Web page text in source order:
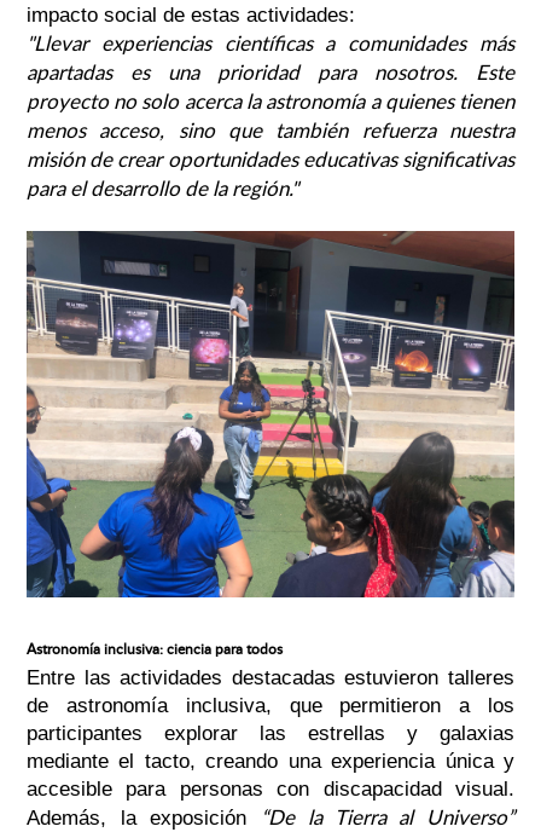
impacto social de estas actividades:
"Llevar experiencias científicas a comunidades más
apartadas es una prioridad para nosotros. Este
proyecto no solo acerca la astronomía a quienes tienen
menos acceso, sino que también refuerza nuestra
misión de crear oportunidades educativas significativas
para el desarrollo de la región."
Astronomía inclusiva: ciencia para todos
Entre las actividades destacadas estuvieron talleres
de astronomía inclusiva, que permitieron a los
participantes explorar las estrellas y galaxias
mediante el tacto, creando una experiencia única y
accesible para personas con discapacidad visual.
Además, la exposición
“De la Tierra al Universo”